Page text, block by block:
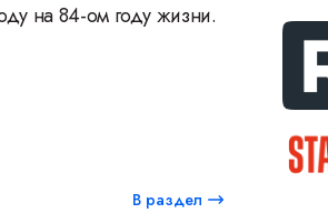
на 84-ом году жизни.
В раздел